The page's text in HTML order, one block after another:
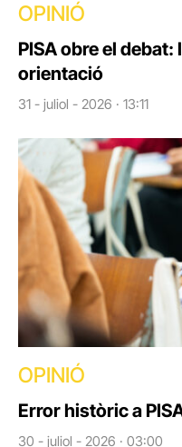
OPINIÓ
PISA obre el
orientació
31 - juliol - 2026 · 13:11
OPINIÓ
Error històric a
30 - juliol - 2026 · 03:00